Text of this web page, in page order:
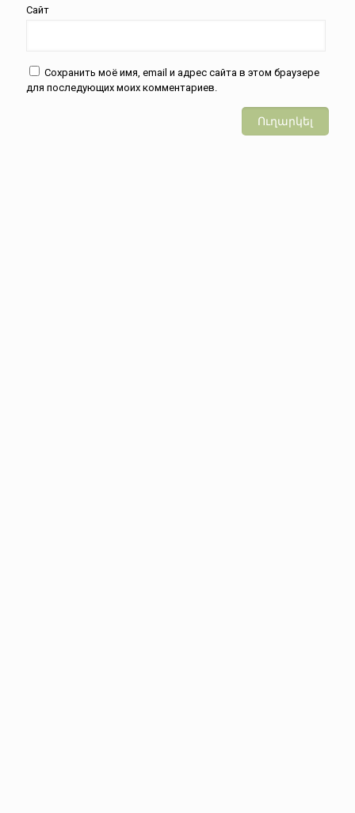
Сайт
Сохранить моё имя, email и адрес сайта в этом браузере
для последующих моих комментариев.